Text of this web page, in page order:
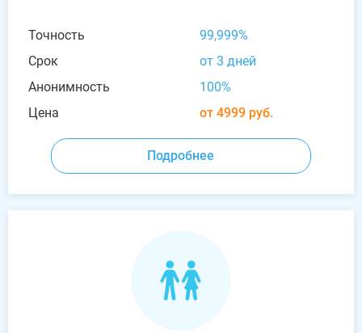
Точность
99,999%
Срок
от 3 дней
Анонимность
100%
Цена
от 4999 руб.
Подробнее